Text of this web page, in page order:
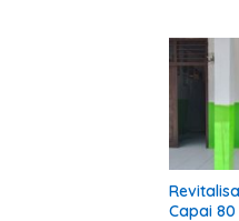
Capai